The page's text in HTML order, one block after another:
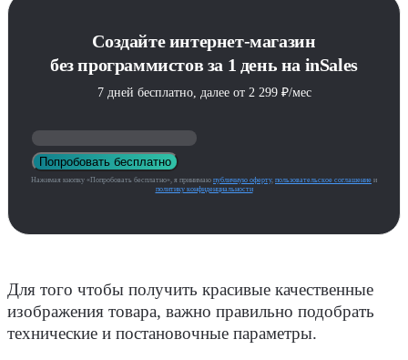
Создайте интернет-магазин
без программистов за 1 день на inSales
7 дней бесплатно, далее от 2 299 ₽/мес
Попробовать бесплатно
Нажимая кнопку «Попробовать бесплатно», я принимаю публичную оферту, пользовательское соглашение и
политику конфиденциальности
Для того чтобы получить красивые качественные
изображения товара, важно правильно подобрать
технические и постановочные параметры.